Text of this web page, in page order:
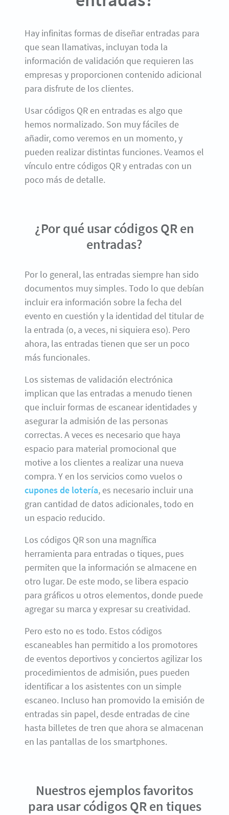
Hay infinitas formas de diseñar entradas para
que sean llamativas, incluyan toda la
información de validación que requieren las
empresas y proporcionen contenido adicional
para disfrute de los clientes.
Usar códigos QR en entradas es algo que
hemos normalizado. Son muy fáciles de
añadir, como veremos en un momento, y
pueden realizar distintas funciones. Veamos el
vínculo entre códigos QR y entradas con un
poco más de detalle.
¿Por qué usar códigos QR en
entradas?
Por lo general, las entradas siempre han sido
documentos muy simples. Todo lo que debían
incluir era información sobre la fecha del
evento en cuestión y la identidad del titular de
la entrada (o, a veces, ni siquiera eso). Pero
ahora, las entradas tienen que ser un poco
más funcionales.
Los sistemas de validación electrónica
implican que las entradas a menudo tienen
que incluir formas de escanear identidades y
asegurar la admisión de las personas
correctas. A veces es necesario que haya
espacio para material promocional que
motive a los clientes a realizar una nueva
compra. Y en los servicios como vuelos o
cupones de lotería, es necesario incluir una
gran cantidad de datos adicionales, todo en
un espacio reducido.
Los códigos QR son una magnífica
herramienta para entradas o tiques, pues
permiten que la información se almacene en
otro lugar. De este modo, se libera espacio
para gráficos u otros elementos, donde puede
agregar su marca y expresar su creatividad.
Pero esto no es todo. Estos códigos
escaneables han permitido a los promotores
de eventos deportivos y conciertos agilizar los
procedimientos de admisión, pues pueden
identificar a los asistentes con un simple
escaneo. Incluso han promovido la emisión de
entradas sin papel, desde entradas de cine
hasta billetes de tren que ahora se almacenan
en las pantallas de los smartphones.
Nuestros ejemplos favoritos
para usar códigos QR en tiques